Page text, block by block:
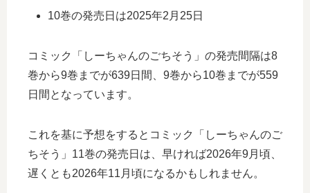
10巻の発売日は2025年2月25日
コミック「しーちゃんのごちそう」の発売間隔は8
巻から9巻までが639日間、9巻から10巻までが559
日間となっています。
これを基に予想をするとコミック「しーちゃんのご
ちそう」11巻の発売日は、早ければ2026年9月頃、
遅くとも2026年11月頃になるかもしれません。